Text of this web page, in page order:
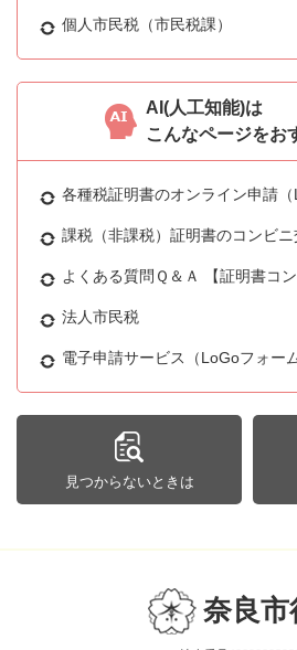
個人市民税（市民税課）
AI(人工知能)は
こんなページをお
各種税証明書のオンライン申請（
課税（非課税）証明書のコンビニ
よくある質問Ｑ＆Ａ 【証明書コ
法人市民税
電子申請サービス（LoGoフォーム
見つからないときは
奈良市